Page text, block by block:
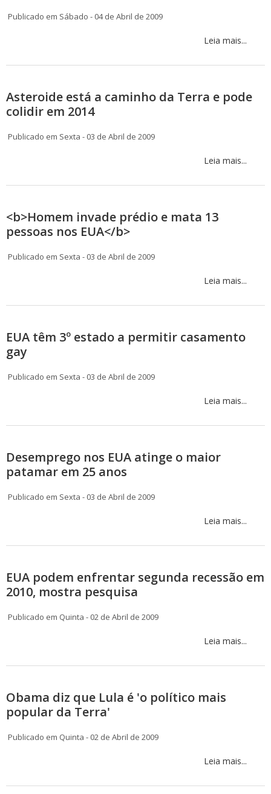
Publicado em Sábado - 04 de Abril de 2009
Leia mais...
Asteroide está a caminho da Terra e pode
colidir em 2014
Publicado em Sexta - 03 de Abril de 2009
Leia mais...
<b>Homem invade prédio e mata 13
pessoas nos EUA</b>
Publicado em Sexta - 03 de Abril de 2009
Leia mais...
EUA têm 3º estado a permitir casamento
gay
Publicado em Sexta - 03 de Abril de 2009
Leia mais...
Desemprego nos EUA atinge o maior
patamar em 25 anos
Publicado em Sexta - 03 de Abril de 2009
Leia mais...
EUA podem enfrentar segunda recessão em
2010, mostra pesquisa
Publicado em Quinta - 02 de Abril de 2009
Leia mais...
Obama diz que Lula é 'o político mais
popular da Terra'
Publicado em Quinta - 02 de Abril de 2009
Leia mais...